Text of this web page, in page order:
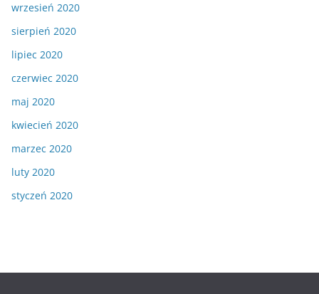
wrzesień 2020
sierpień 2020
lipiec 2020
czerwiec 2020
maj 2020
kwiecień 2020
marzec 2020
luty 2020
styczeń 2020